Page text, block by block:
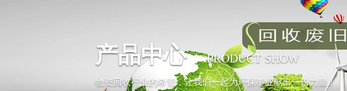
产品中心 PRODUCT SHOW
物资回收行业的希望，让我们一起为环保事业献出一份力量！